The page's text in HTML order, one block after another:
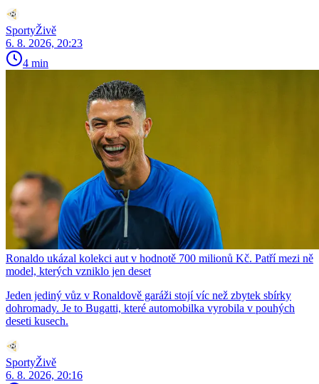
SportyŽivě
6. 8. 2026, 20:23
4 min
Ronaldo ukázal kolekci aut v hodnotě 700 milionů Kč. Patří mezi ně
model, kterých vzniklo jen deset
Jeden jediný vůz v Ronaldově garáži stojí víc než zbytek sbírky
dohromady. Je to Bugatti, které automobilka vyrobila v pouhých
deseti kusech.
SportyŽivě
6. 8. 2026, 20:16